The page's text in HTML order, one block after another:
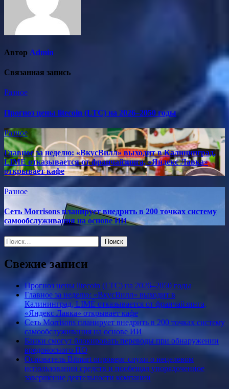
Автор Admin
Связанная запись
Разное
Прогноз цены litecoin (LTC) на 2026–2050 годы
Разное
Главное за неделю: «ВкусВилл» выходит в Калининград,
LIMÉ отказывается от франчайзинга, «Яндекс Лавка»
открывает кафе
Разное
Сеть Morrisons планирует внедрить в 200 точках систему
самообслуживания на основе ИИ
Найти:
Свежие записи
Прогноз цены litecoin (LTC) на 2026–2050 годы
Главное за неделю: «ВкусВилл» выходит в
Калининград, LIMÉ отказывается от франчайзинга,
«Яндекс Лавка» открывает кафе
Сеть Morrisons планирует внедрить в 200 точках систему
самообслуживания на основе ИИ
Банки смогут блокировать переводы при обнаружении
вредоносного ПО
Основатель Bitmart опроверг слухи о нецелевом
использовании средств и пообещал упорядоченное
завершение деятельности компании